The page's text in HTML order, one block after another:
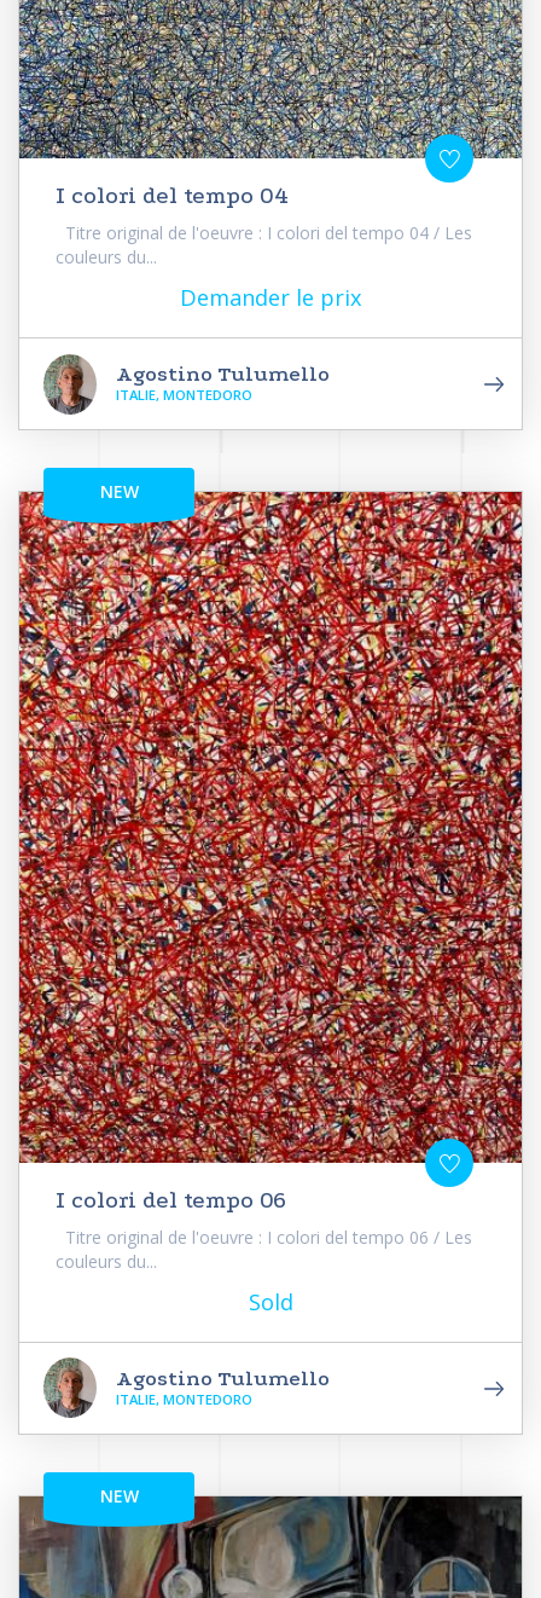
I colori del tempo 04
Titre original de l'oeuvre : I colori del tempo 04 / Les
couleurs du...
Demander le prix
Agostino Tulumello
ITALIE, MONTEDORO
NEW
I colori del tempo 06
Titre original de l'oeuvre : I colori del tempo 06 / Les
couleurs du...
Sold
Agostino Tulumello
ITALIE, MONTEDORO
NEW